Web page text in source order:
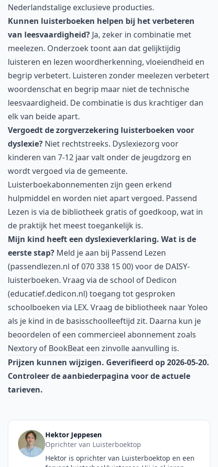
Nederlandstalige exclusieve producties.
Kunnen luisterboeken helpen bij het verbeteren
van leesvaardigheid? Ja, zeker in combinatie met
meelezen. Onderzoek toont aan dat gelijktijdig
luisteren en lezen woordherkenning, vloeiendheid en
begrip verbetert. Luisteren zonder meelezen verbetert
woordenschat en begrip maar niet de technische
leesvaardigheid. De combinatie is dus krachtiger dan
elk van beide apart.
Vergoedt de zorgverzekering luisterboeken voor
dyslexie? Niet rechtstreeks. Dyslexiezorg voor
kinderen van 7-12 jaar valt onder de jeugdzorg en
wordt vergoed via de gemeente.
Luisterboekabonnementen zijn geen erkend
hulpmiddel en worden niet apart vergoed. Passend
Lezen is via de bibliotheek gratis of goedkoop, wat in
de praktijk het meest toegankelijk is.
Mijn kind heeft een dyslexieverklaring. Wat is de
eerste stap? Meld je aan bij Passend Lezen
(passendlezen.nl of 070 338 15 00) voor de DAISY-
luisterboeken. Vraag via de school of Dedicon
(educatief.dedicon.nl) toegang tot gesproken
schoolboeken via LEX. Vraag de bibliotheek naar Yoleo
als je kind in de basisschoolleeftijd zit. Daarna kun je
beoordelen of een commercieel abonnement zoals
Nextory of BookBeat een zinvolle aanvulling is.
Prijzen kunnen wijzigen. Geverifieerd op 2026-05-20.
Controleer de aanbiederpagina voor de actuele
tarieven.
Hektor Jeppesen
Oprichter van Luisterboektop
Hektor is oprichter van Luisterboektop en een